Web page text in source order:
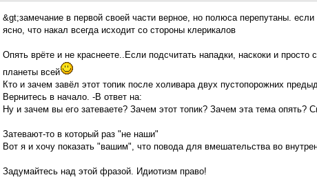
&gt;замечание в первой своей части верное, но полюса перепутаны.
ясно, что накал всегда исходит со стороны клерикалов
Опять врёте и не краснеете..Если подсчитать нападки, наскоки и
планеты всей
Кто и зачем завёл этот топик после холивара двух пустопорожних
Вернитесь в начало. -В ответ на:
Ну и зачем вы его затеваете? Зачем этот топик? Зачем эта тема опять?
Затевают-то в который раз "не наши"
Вот я и хочу показать "вашим", что повода для вмешательства во
Задумайтесь над этой фразой. Идиотизм право!